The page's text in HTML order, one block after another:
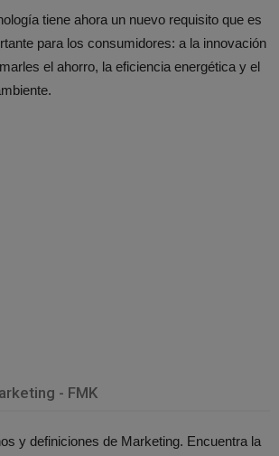
tiene ahora un nuevo requisito que es
para los consumidores: a la innovación
el ahorro, la eficiencia energética y el
- FMK
y definiciones de Marketing. Encuentra la